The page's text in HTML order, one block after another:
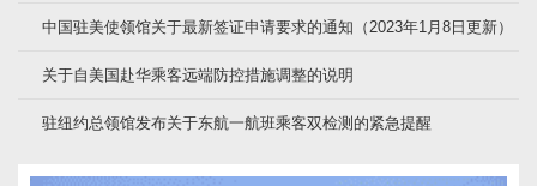
中国驻美使领馆关于最新签证申请要求的通知（2023年1月8日更新）
关于自美国赴华乘客远端防控措施调整的说明
驻纽约总领馆发布关于东航一航班乘客双检测的紧急提醒